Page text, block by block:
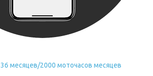
36 месяцев/2000 моточасов месяцев